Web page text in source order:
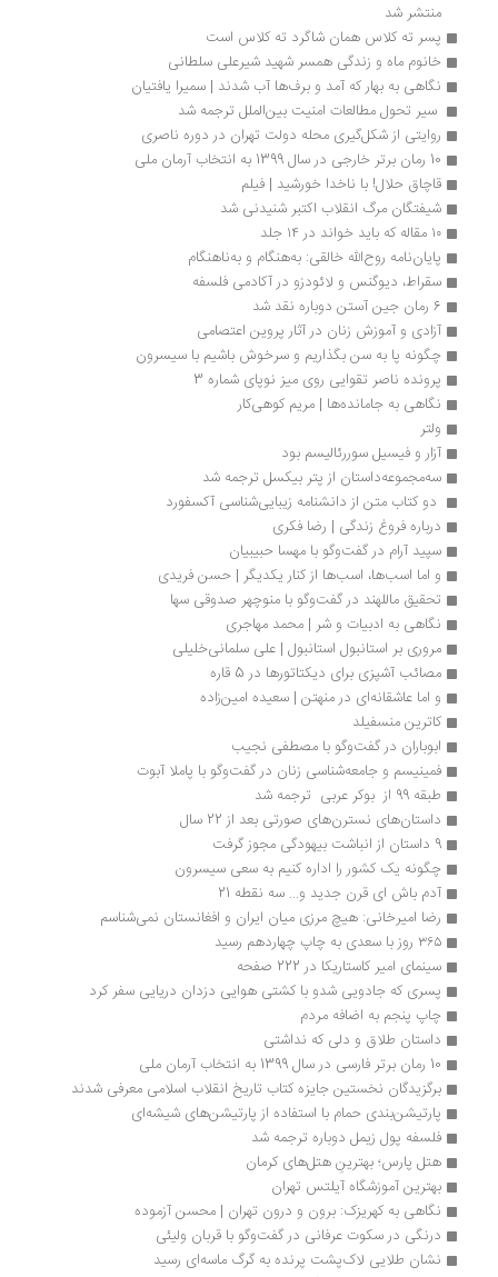
منتشر شد
پسر ته کلاس همان شاگرد ته کلاس است
خانوم ماه و زندگی همسر شهید شیرعلی سلطانی
نگاهی به بهار که آمد و برف‌ها آب شدند | سمیرا یافتیان
سیر تحول مطالعات امنیت بین‌الملل ترجمه شد
روایتی از شکل‌گیری محله دولت تهران در دوره ناصری
10 رمان برتر خارجی در سال 1399 به انتخاب آرمان ملی
قاچاق حلال! با ناخدا خورشید | فیلم
شیفتگان مرگ انقلاب اکتبر شنیدنی شد
۱۰ مقاله که باید خواند در ۱۴ جلد
پایان‌نامه روح‌الله خالقی: به‌هنگام و به‌ناهنگام
سقراط، دیوگنس و لائودزو در آکادمی فلسفه
6 رمان جین آستن دوباره نقد شد
آزادی و آموزش زنان در آثار پروین اعتصامی
چگونه پا به سن بگذاریم و سرخوش باشیم با سیسرون
پرونده ناصر تقوایی روی میز نوپای شماره 3
نگاهی به جامانده‌ها | مریم کوهی‌کار
ولتر
آزار و فیسیل سوررئالیسم بود
سه‌مجموعه‌داستان‌ از پتر بیکسل ترجمه شد
دو کتاب متن از دانشنامه زیبایی‌شناسی آکسفورد
درباره فروغ زندگی | رضا فکری
سپید آرام در گفت‌وگو با مهسا حبیبیان
و اما اسب‌ها، اسب‌ها از کنار یکدیگر | حسن فریدی
تحقیق ماللهند در گفت‌وگو با منوچهر صدوقی سها
نگاهی به ادبیات و شر | محمد مهاجری
مروری بر استانبول استانبول | علی سلمانی‌خلیلی
مصائب آشپزی برای دیکتاتورها در 5 قاره
و اما عاشقانه‌ای در منهتن | سعیده امین‌زاده
کاترین منسفیلد
ابوباران در گفت‌وگو با مصطفی نجیب
فمینیسم و جامعه‌‌شناسی زنان در گفت‌وگو با پاملا آبوت
طبقه 99 از  بوکر عربی  ترجمه شد
داستان‌های نسترن‌های صورتی بعد از 22 سال
9 داستان از انباشت بیهودگی مجوز گرفت
چگونه یک کشور را اداره کنیم به سعی سیسرون
آدم باش ای قرن جدید و... سه نقطه 21
رضا امیرخانی: هیچ مرزی میان ایران و افغانستان نمی‌شناسم
۳۶۵ روز با سعدی به چاپ چهاردهم رسید
سینمای امیر کاستاریکا در 222 صفحه
پسری که جادویی شدو با کشتی هوایی دزدان دریایی سفر کرد
چاپ پنجم به اضافه مردم
داستان طلاق و دلی که نداشتی
10 رمان برتر فارسی در سال 1399 به انتخاب آرمان ملی
برگزیدگان نخستین جایزه کتاب تاریخ انقلاب اسلامی معرفی شدند
پارتیشن‌بندی حمام با استفاده از پارتیشن‌های شیشه‌ای
فلسفه پول زیمل دوباره ترجمه شد
هتل پارس؛ بهترینِ هتل‌های کرمان
بهترین آموزشگاه آیلتس تهران
نگاهی به کهریزک: برون و درون تهران | محسن آزموده
درنگی در سکوت عرفانی در گفت‌وگو با قربان ولیئی
نشان طلایی لاک‌پشت پرنده به گرگ ماسه‌ای رسید